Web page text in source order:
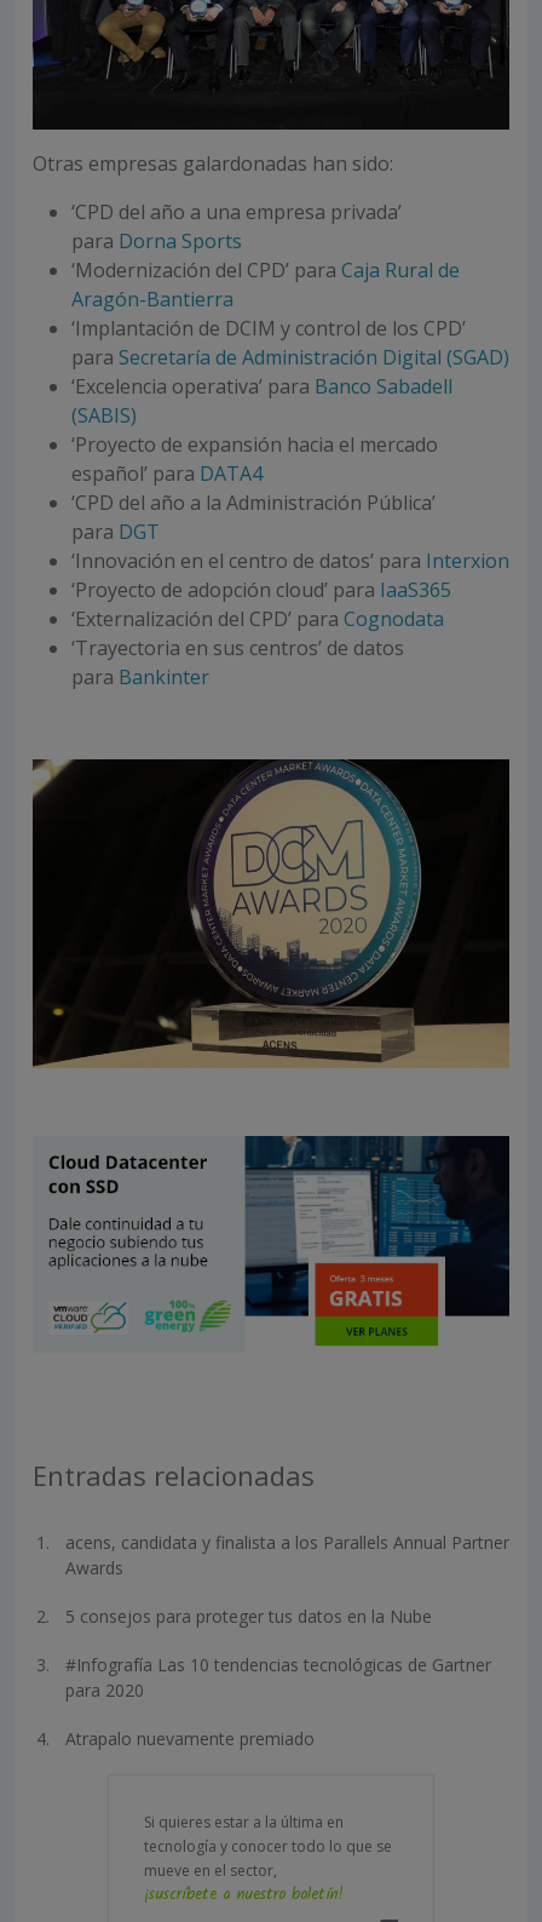
Otras empresas galardonadas han sido:
‘CPD del año a una empresa privada’
para Dorna Sports
‘Modernización del CPD’ para Caja Rural de
Aragón-Bantierra
‘Implantación de DCIM y control de los CPD’
para Secretaría de Administración Digital (SGAD)
‘Excelencia operativa’ para Banco Sabadell
(SABIS)
‘Proyecto de expansión hacia el mercado
español’ para DATA4
‘CPD del año a la Administración Pública’
para DGT
‘Innovación en el centro de datos’ para Interxion
‘Proyecto de adopción cloud’ para IaaS365
‘Externalización del CPD’ para Cognodata
‘Trayectoria en sus centros’ de datos
para Bankinter
Entradas relacionadas
acens, candidata y finalista a los Parallels Annual Partner
Awards
5 consejos para proteger tus datos en la Nube
#Infografía Las 10 tendencias tecnológicas de Gartner
para 2020
Atrapalo nuevamente premiado
Si quieres estar a la última en
tecnología y conocer todo lo que se
mueve en el sector,
¡suscríbete a nuestro boletín!